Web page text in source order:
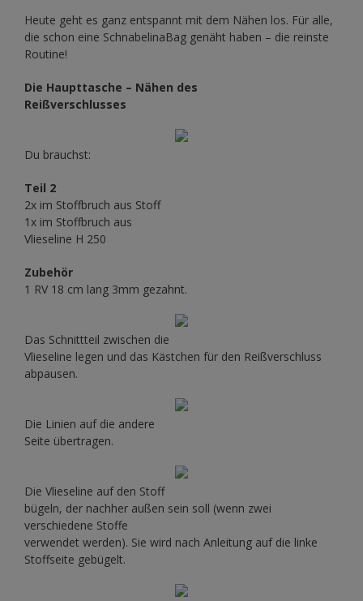
Heute geht es ganz entspannt mit dem Nähen los. Für alle,
die schon eine SchnabelinaBag genäht haben – die reinste
Routine!
Die Haupttasche – Nähen des
Reißverschlusses
Du brauchst:
Teil 2
2x im Stoffbruch aus Stoff
1x im Stoffbruch aus
Vlieseline H 250
Zubehör
1 RV 18 cm lang 3mm gezahnt.
Das Schnittteil zwischen die
Vlieseline legen und das Kästchen für den Reißverschluss
abpausen.
Die Linien auf die andere
Seite übertragen.
Die Vlieseline auf den Stoff
bügeln, der nachher außen sein soll (wenn zwei
verschiedene Stoffe
verwendet werden). Sie wird nach Anleitung auf die linke
Stoffseite gebügelt.